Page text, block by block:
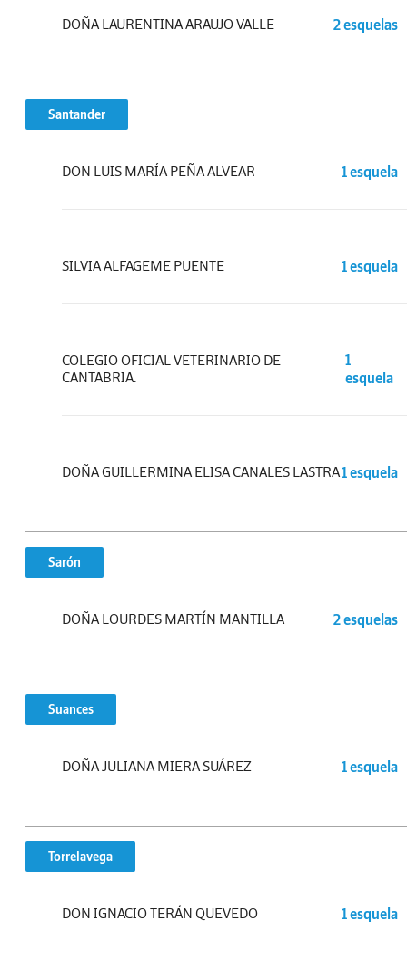
DOÑA LAURENTINA ARAUJO VALLE 2 esquelas
Santander
DON LUIS MARÍA PEÑA ALVEAR 1 esquela
SILVIA ALFAGEME PUENTE 1 esquela
COLEGIO OFICIAL VETERINARIO DE
CANTABRIA.
1
esquela
DOÑA GUILLERMINA ELISA CANALES LASTRA1 esquela
Sarón
DOÑA LOURDES MARTÍN MANTILLA 2 esquelas
Suances
DOÑA JULIANA MIERA SUÁREZ 1 esquela
Torrelavega
DON IGNACIO TERÁN QUEVEDO 1 esquela